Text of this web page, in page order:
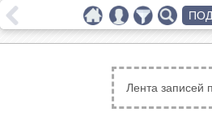
Лента записей